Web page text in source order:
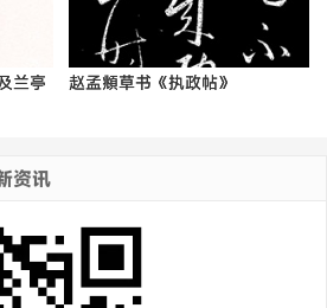
兰亭
赵孟頫草书《执政帖》
资讯